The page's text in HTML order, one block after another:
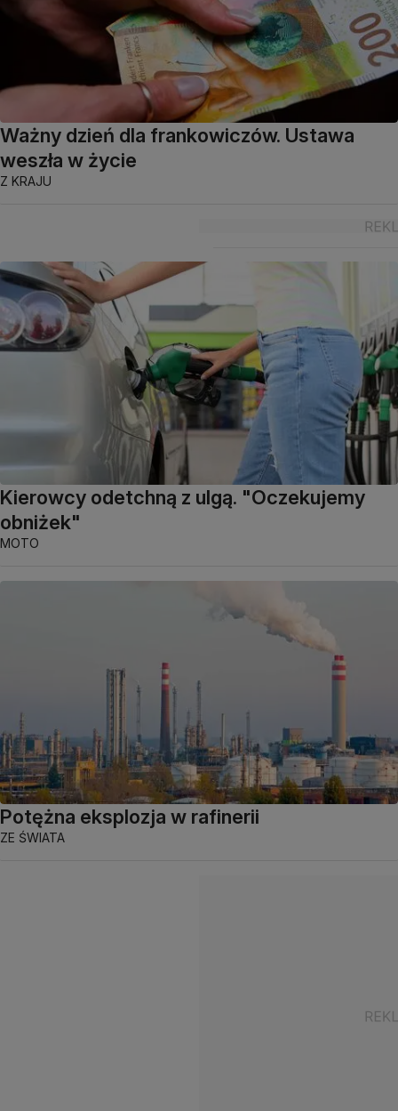
Ważny dzień dla frankowiczów. Ustawa
weszła w życie
Z KRAJU
Kierowcy odetchną z ulgą. "Oczekujemy
obniżek"
MOTO
Potężna eksplozja w rafinerii
ZE ŚWIATA